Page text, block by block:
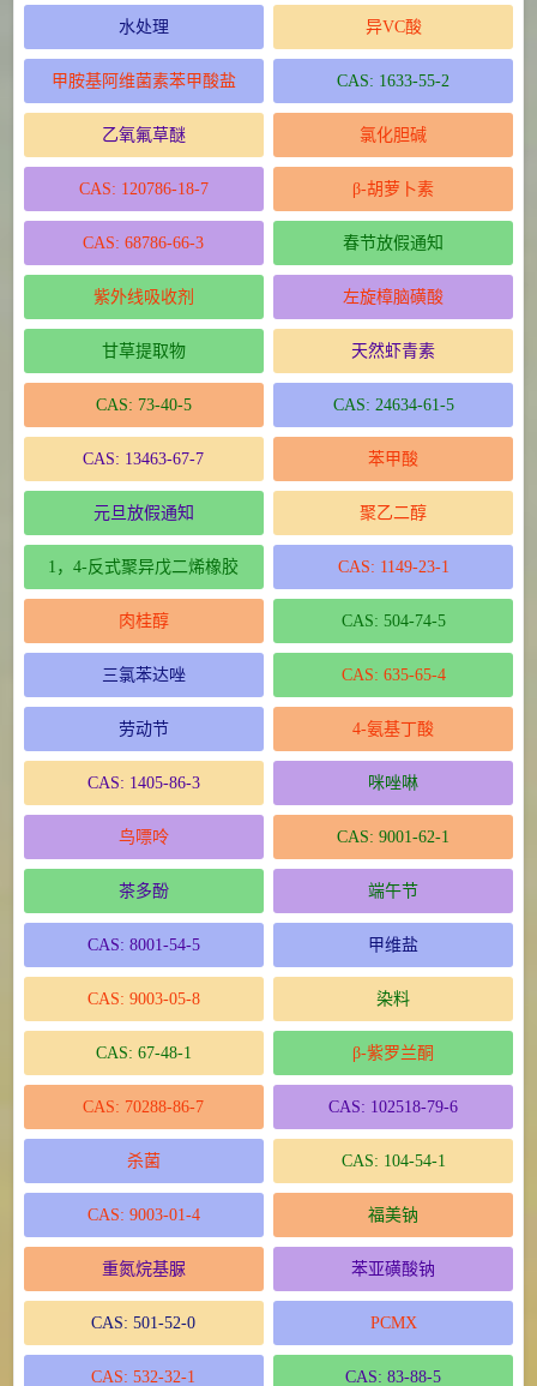
水处理 异VC酸
甲胺基阿维菌素苯甲酸盐 CAS: 1633-55-2
乙氧氟草醚 氯化胆碱
CAS: 120786-18-7 β-胡萝卜素
CAS: 68786-66-3 春节放假通知
紫外线吸收剂 左旋樟脑磺酸
甘草提取物 天然虾青素
CAS: 73-40-5 CAS: 24634-61-5
CAS: 13463-67-7 苯甲酸
元旦放假通知 聚乙二醇
1，4-反式聚异戊二烯橡胶 CAS: 1149-23-1
肉桂醇 CAS: 504-74-5
三氯苯达唑 CAS: 635-65-4
劳动节 4-氨基丁酸
CAS: 1405-86-3 咪唑啉
鸟嘌呤 CAS: 9001-62-1
茶多酚 端午节
CAS: 8001-54-5 甲维盐
CAS: 9003-05-8 染料
CAS: 67-48-1 β-紫罗兰酮
CAS: 70288-86-7 CAS: 102518-79-6
杀菌 CAS: 104-54-1
CAS: 9003-01-4 福美钠
重氮烷基脲 苯亚磺酸钠
CAS: 501-52-0 PCMX
CAS: 532-32-1 CAS: 83-88-5